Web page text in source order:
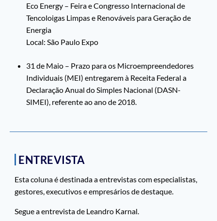
Eco Energy – Feira e Congresso Internacional de
Tencoloigas Limpas e Renováveis para Geração de
Energia
Local: São Paulo Expo
31 de Maio – Prazo para os Microempreendedores
Individuais (MEI) entregarem à Receita Federal a
Declaração Anual do Simples Nacional (DASN-
SIMEI), referente ao ano de 2018.
ENTREVISTA
Esta coluna é destinada a entrevistas com especialistas,
gestores, executivos e empresários de destaque.
Segue a entrevista de Leandro Karnal.